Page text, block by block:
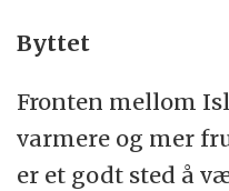
Byttet
Fronten mellom
varmere og mer
er et godt sted å